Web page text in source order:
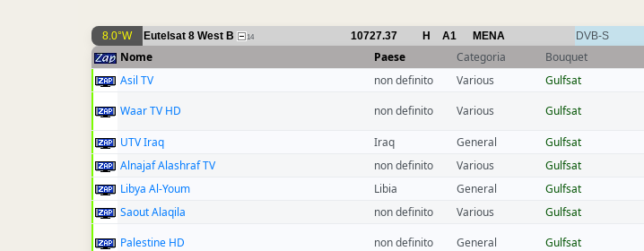
8.0°W Eutelsat 8 West B 14 10727.37 H A1 MENA DVB-S
Nome Paese Categoria Bouquet
Asil TV
non definito Various Gulfsat
Waar TV HD
non definito Various Gulfsat
UTV Iraq Iraq General Gulfsat
Alnajaf Alashraf TV
non definito Various Gulfsat
Libya Al-Youm
Libia General Gulfsat
Saout Alaqila
non definito Various Gulfsat
Palestine HD
non definito General Gulfsat